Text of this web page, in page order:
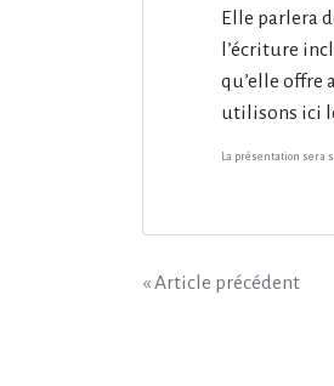
Elle parlera
l’écriture
qu’elle offre
utilisons ici
La présentation sera
Navigation
« Article précédent